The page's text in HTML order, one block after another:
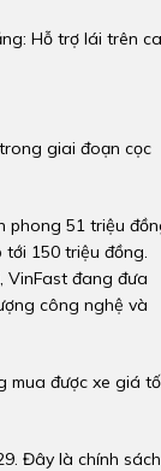
Hỗ trợ lái trên
giai đoạn cọc
phong 51 triệu
150 triệu đồng.
VinFast đang đưa
công nghệ và
mua được xe giá
Đây là chính sách